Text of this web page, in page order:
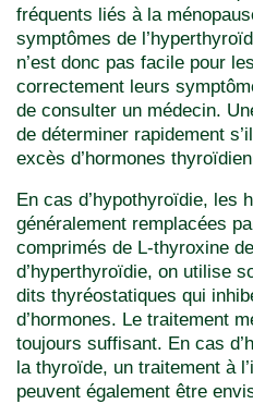
fréquents liés à la
symptômes de
n’est donc pas facile pour
correctement leurs
de consulter un médecin.
de déterminer rapidement
excès d’hormones
En cas d’hypothyroïdie, les
généralement remplacées
comprimés de L-thyroxine
d’hyperthyroïdie, on utilise
dits thyréostatiques qui
d’hormones. Le traitement
toujours suffisant. En cas
la thyroïde, un traitement à
peuvent également être